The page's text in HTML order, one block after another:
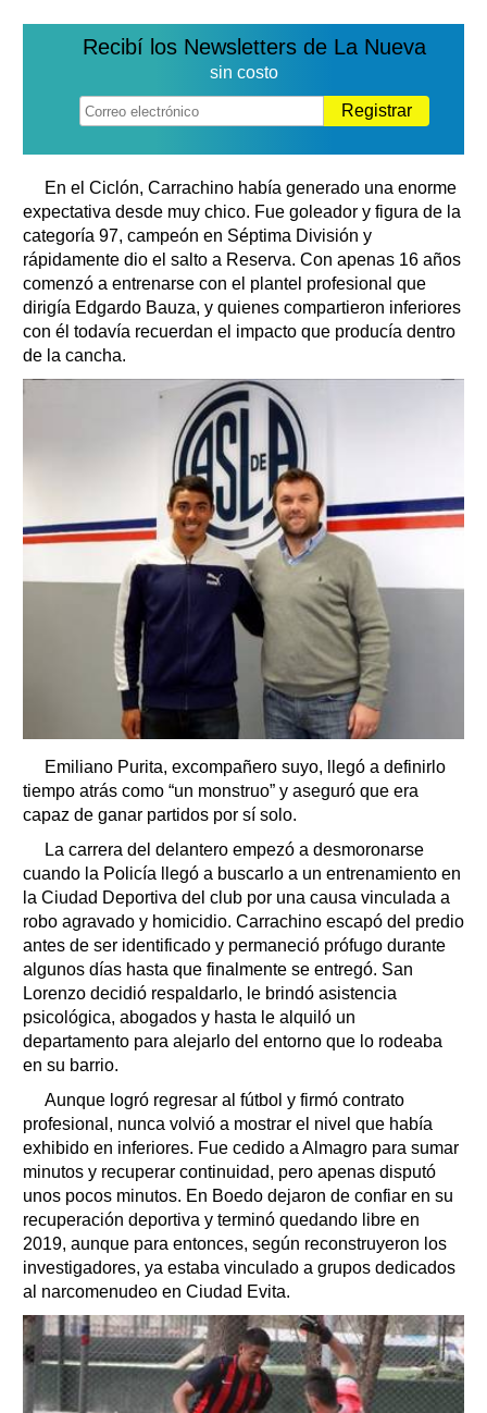
Recibí los Newsletters de La Nueva
sin costo
Registrar
En el Ciclón, Carrachino había generado una enorme
expectativa desde muy chico. Fue goleador y figura de la
categoría 97, campeón en Séptima División y
rápidamente dio el salto a Reserva. Con apenas 16 años
comenzó a entrenarse con el plantel profesional que
dirigía Edgardo Bauza, y quienes compartieron inferiores
con él todavía recuerdan el impacto que producía dentro
de la cancha.
Emiliano Purita, excompañero suyo, llegó a definirlo
tiempo atrás como “un monstruo” y aseguró que era
capaz de ganar partidos por sí solo.
La carrera del delantero empezó a desmoronarse
cuando la Policía llegó a buscarlo a un entrenamiento en
la Ciudad Deportiva del club por una causa vinculada a
robo agravado y homicidio. Carrachino escapó del predio
antes de ser identificado y permaneció prófugo durante
algunos días hasta que finalmente se entregó. San
Lorenzo decidió respaldarlo, le brindó asistencia
psicológica, abogados y hasta le alquiló un
departamento para alejarlo del entorno que lo rodeaba
en su barrio.
Aunque logró regresar al fútbol y firmó contrato
profesional, nunca volvió a mostrar el nivel que había
exhibido en inferiores. Fue cedido a Almagro para sumar
minutos y recuperar continuidad, pero apenas disputó
unos pocos minutos. En Boedo dejaron de confiar en su
recuperación deportiva y terminó quedando libre en
2019, aunque para entonces, según reconstruyeron los
investigadores, ya estaba vinculado a grupos dedicados
al narcomenudeo en Ciudad Evita.